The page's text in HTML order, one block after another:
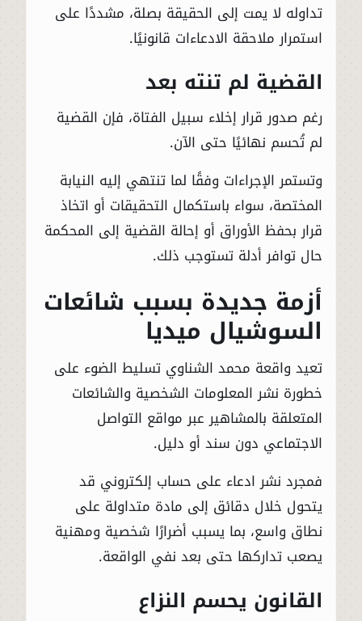
تداوله لا يمت إلى الحقيقة بصلة، مشددًا على
استمرار ملاحقة الادعاءات قانونيًا.
القضية لم تنته بعد
رغم صدور قرار إخلاء سبيل الفتاة، فإن القضية
لم تُحسم نهائيًا حتى الآن.
وتستمر الإجراءات وفقًا لما تنتهي إليه النيابة
المختصة، سواء باستكمال التحقيقات أو اتخاذ
قرار بحفظ الأوراق أو إحالة القضية إلى المحكمة
حال توافر أدلة تستوجب ذلك.
أزمة جديدة بسبب شائعات
السوشيال ميديا
تعيد واقعة محمد الشناوي تسليط الضوء على
خطورة نشر المعلومات الشخصية والشائعات
المتعلقة بالمشاهير عبر مواقع التواصل
الاجتماعي دون سند أو دليل.
فمجرد نشر ادعاء على حساب إلكتروني قد
يتحول خلال دقائق إلى مادة متداولة على
نطاق واسع، بما يسبب أضرارًا شخصية ومهنية
يصعب تداركها حتى بعد نفي الواقعة.
القانون يحسم النزاع